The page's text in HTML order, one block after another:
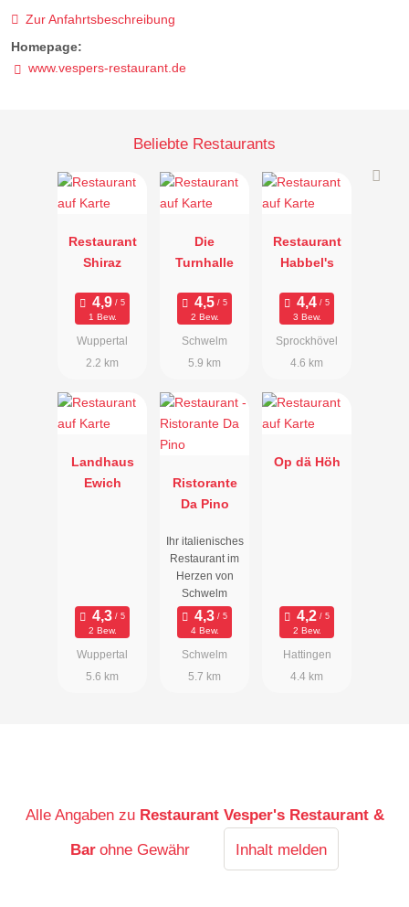
Zur Anfahrtsbeschreibung
Homepage:
www.vespers-restaurant.de
Beliebte Restaurants
Restaurant
Shiraz
1 Bew.
Wuppertal
2.2 km
Die
Turnhalle
2 Bew.
Schwelm
5.9 km
Restaurant
Habbel's
3 Bew.
Sprockhövel
4.6 km
Landhaus
Ewich
2 Bew.
Wuppertal
5.6 km
Ristorante
Da Pino
Ihr italienisches
Restaurant im
Herzen von
Schwelm
4 Bew.
Schwelm
5.7 km
Op dä Höh
2 Bew.
Hattingen
4.4 km
Alle Angaben zu Restaurant Vesper's Restaurant &
Bar ohne Gewähr Inhalt melden